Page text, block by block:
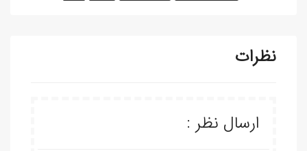
نظرات
ارسال نظر :